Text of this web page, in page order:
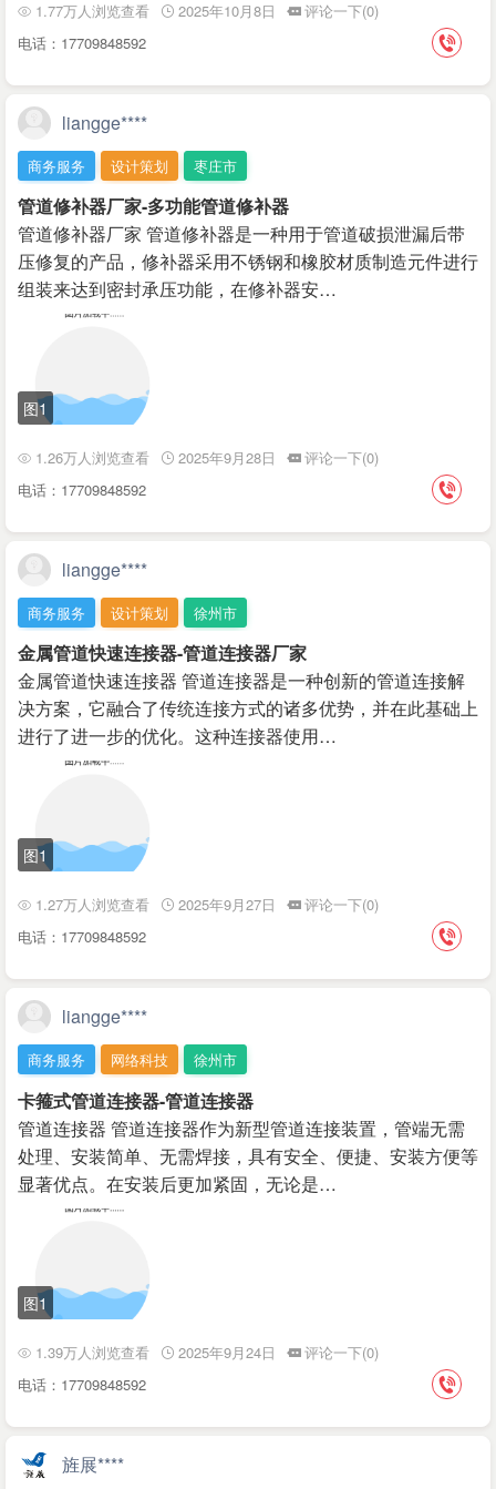
1.77万人浏览查看 2025年10月8日
评论一下(0)
电话：17709848592
liangge****
商务服务 设计策划 枣庄市
管道修补器厂家-多功能管道修补器
管道修补器厂家 管道修补器是一种用于管道破损泄漏后带
压修复的产品，修补器采用不锈钢和橡胶材质制造元件进行
组装来达到密封承压功能，在修补器安…
图1
1.26万人浏览查看 2025年9月28日
评论一下(0)
电话：17709848592
liangge****
商务服务 设计策划 徐州市
金属管道快速连接器-管道连接器厂家
金属管道快速连接器 管道连接器是一种创新的管道连接解
决方案，它融合了传统连接方式的诸多优势，并在此基础上
进行了进一步的优化。这种连接器使用…
图1
1.27万人浏览查看 2025年9月27日
评论一下(0)
电话：17709848592
liangge****
商务服务 网络科技 徐州市
卡箍式管道连接器-管道连接器
管道连接器 管道连接器作为新型管道连接装置，管端无需
处理、安装简单、无需焊接，具有安全、便捷、安装方便等
显著优点。在安装后更加紧固，无论是…
图1
1.39万人浏览查看 2025年9月24日
评论一下(0)
电话：17709848592
旌展****